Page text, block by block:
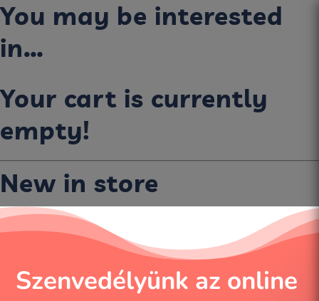
You may be interested
in…
Your cart is currently
empty!
New in store
Szenvedélyünk az online